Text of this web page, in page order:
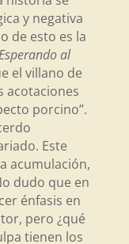
y negativa
de esto es la
al
el villano de
acotaciones
porcino”.
Este
acumulación,
dudo que en
énfasis en
pero ¿qué
tienen los